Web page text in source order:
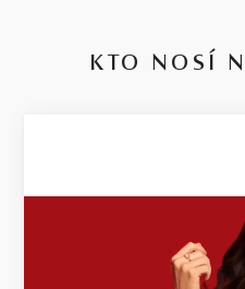
KTO NOSÍ